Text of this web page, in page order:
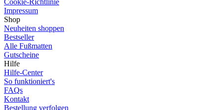
Impressum
Shop
Neuheiten shoppen
Bestseller
Alle Fußmatten
Gutscheine
Hilfe
Hilfe-Center
So funktioniert's
FAQs
Kontakt
Bestellung verfolgen